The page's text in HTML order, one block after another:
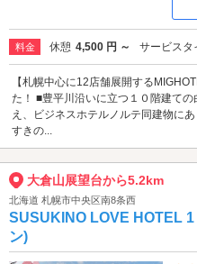
料金 休憩 4,500 円 ～ サービスタ
【札幌中心に12店舗展開する
た！ ■豊平川沿いに立つ１０階建て
え、ビジネスホテルノルテ同建物に
すきの...
大倉山展望台から5.2km
北海道 札幌市中央区南8条西
SUSUKINO LOVE HOTEL
ン)